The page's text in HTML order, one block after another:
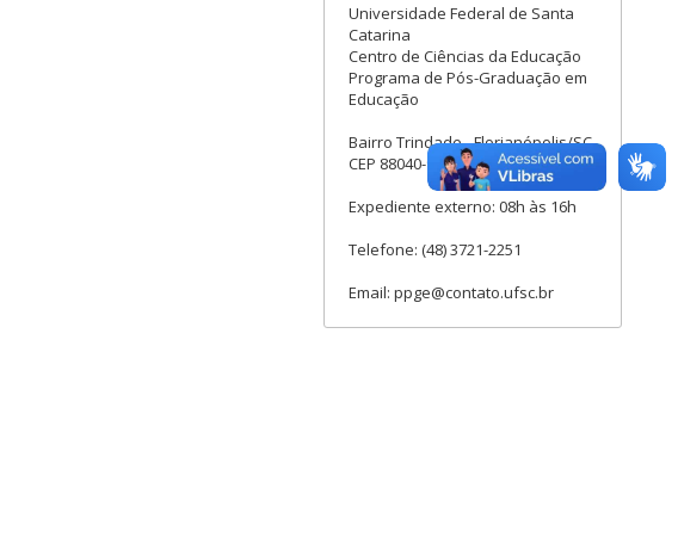
Universidade Federal de Santa
Catarina
Centro de Ciências da Educação
Programa de Pós-Graduação em
Educação
Bairro Trindade - Florianópolis/SC
CEP 88040-900
Expediente externo: 08h às 16h
Telefone: (48) 3721-2251
Email: ppge@contato.ufsc.br